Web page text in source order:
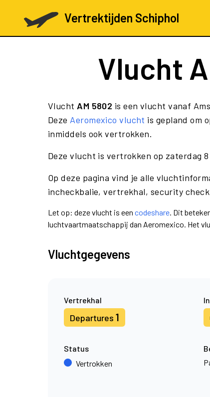
Vertrektijden Schiphol
Vlucht
Vlucht AM 5802 is een vlucht vanaf
Deze Aeromexico vlucht is gepland om
inmiddels ook vertrokken.
Deze vlucht is vertrokken op zaterdag
Op deze pagina vind je alle
incheckbalie, vertrekhal, security
Let op: deze vlucht is een codeshare. Dit
luchtvaartmaatschappij dan Aeromexico. Het
Vluchtgegevens
Vertrekhal
Departures 1
Status
Vertrokken